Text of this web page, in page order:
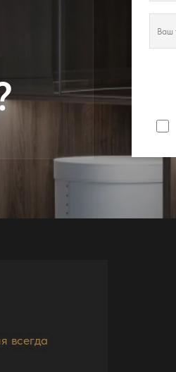
всегда